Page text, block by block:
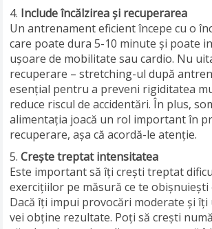
Include încălzirea și recuperarea
Un antrenament eficient începe cu o
care poate dura 5-10 minute și poate
ușoare de mobilitate sau cardio. Nu
recuperare – stretching-ul după
esențial pentru a preveni rigiditatea
reduce riscul de accidentări. În plus,
alimentația joacă un rol important în
recuperare, așa că acordă-le atenție.
Crește treptat intensitatea
Este important să îți crești treptat
exercițiilor pe măsură ce te
Dacă îți impui provocări moderate și
vei obține rezultate. Poți să crești